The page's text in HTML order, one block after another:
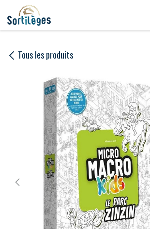
Se rendre au contenu
Tous les produits